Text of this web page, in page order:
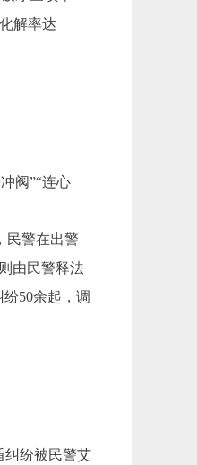
解率达
阀”“连心
民警在出警
由民警释法
50余起，调
纠纷被民警艾